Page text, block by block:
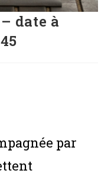
date à
par